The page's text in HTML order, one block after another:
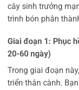
cây sinh trưởng
trình bón phân
Giai đoạn 1: Phục
20-60 ngày)
Trong giai đoạn
triển thân cành.